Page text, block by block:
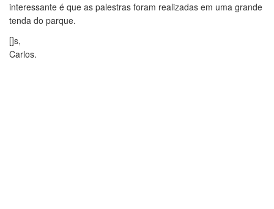
interessante é que as palestras foram realizadas em uma grande
tenda do parque.
[]s,
Carlos.